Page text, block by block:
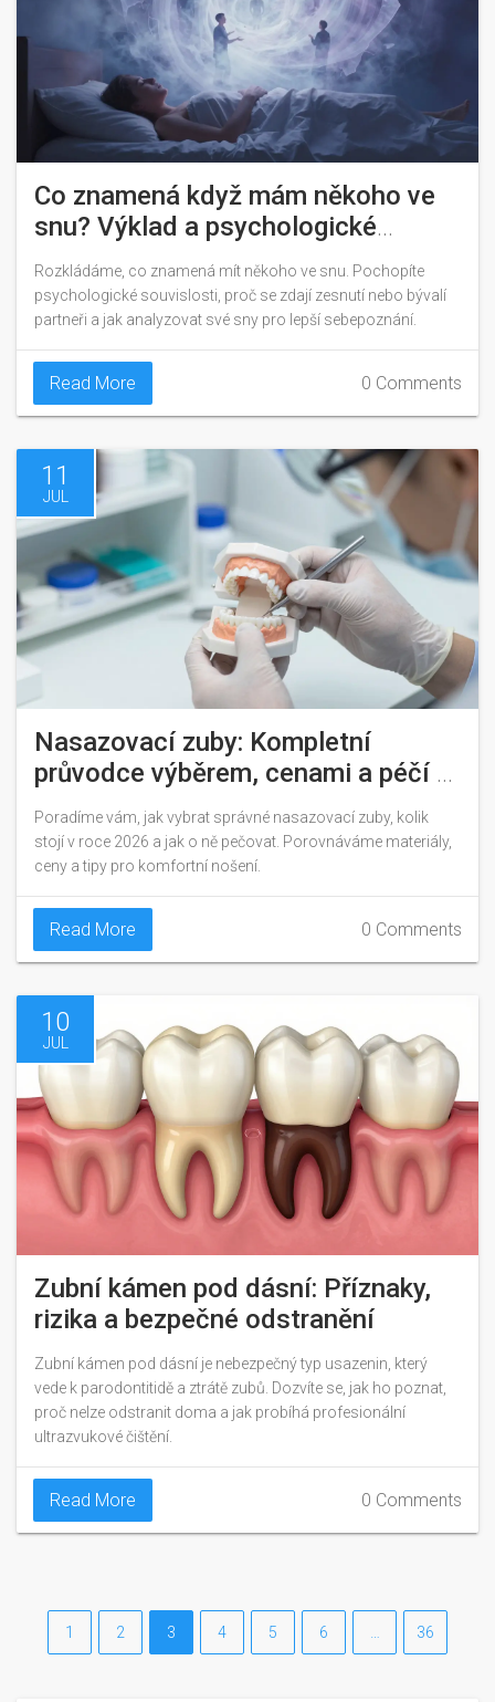
Co znamená když mám někoho ve
snu? Výklad a psychologické
souvislosti
Rozkládáme, co znamená mít někoho ve snu. Pochopíte
psychologické souvislosti, proč se zdají zesnutí nebo bývalí
partneři a jak analyzovat své sny pro lepší sebepoznání.
Read More 0 Comments
11
JUL
Nasazovací zuby: Kompletní
průvodce výběrem, cenami a péčí v
roce 2026
Poradíme vám, jak vybrat správné nasazovací zuby, kolik
stojí v roce 2026 a jak o ně pečovat. Porovnáváme materiály,
ceny a tipy pro komfortní nošení.
Read More 0 Comments
10
JUL
Zubní kámen pod dásní: Příznaky,
rizika a bezpečné odstranění
Zubní kámen pod dásní je nebezpečný typ usazenin, který
vede k parodontitidě a ztrátě zubů. Dozvíte se, jak ho poznat,
proč nelze odstranit doma a jak probíhá profesionální
ultrazvukové čištění.
Read More 0 Comments
1 2 3 4 5 6 … 36